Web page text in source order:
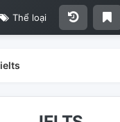
Thể loại
ielts